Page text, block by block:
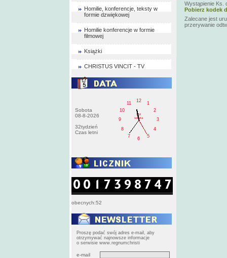
Homilie, konferencje, teksty w
formie dzwiękowej
Homilie konferencje w formie
filmowej
Książki
CHRISTUS VINCIT - TV
Sobota
08-8-2026
32tydzień
Czas letni
1
2
3
4
5
6
7
8
9
10
11
12
AM
sobota
obecnych:52
Proszę podać swój adres e-mail, aby
otrzymywać najnowsze informacje
o serwisie www.regnumchristi
e-mail
Wystąpienie Ks.
Pobierz kodek
Zalecane jest
przerywanie